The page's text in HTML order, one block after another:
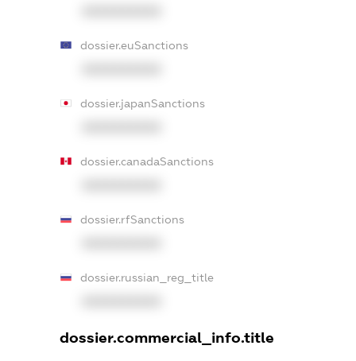
dossier.euSanctions
dossier.japanSanctions
dossier.canadaSanctions
dossier.rfSanctions
dossier.russian_reg_title
dossier.commercial_info.title